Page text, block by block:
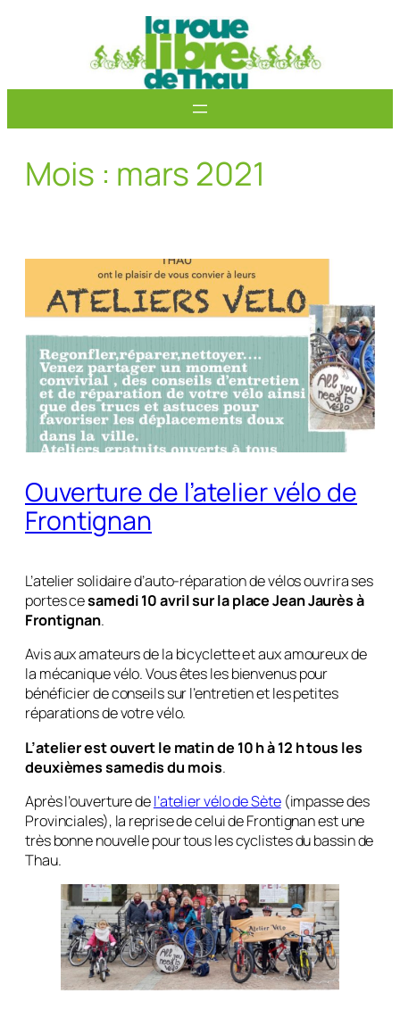
Mois : mars 2021
Ouverture de l’atelier vélo de
Frontignan
L’atelier solidaire d’auto-réparation de vélos ouvrira ses
portes cesamedi 10 avril sur la place Jean Jaurès à
Frontignan.
Avis aux amateurs de la bicyclette et aux amoureux de
la mécanique vélo. Vous êtes les bienvenus pour
bénéficier de conseils sur l’entretien et les petites
réparations de votre vélo.
L’atelier est ouvert le matin de 10 h à 12 h tous les
deuxièmes samedis du mois.
Après l’ouverture del’atelier vélo de Sète(impasse des
Provinciales), la reprise de celui de Frontignan est une
très bonne nouvelle pour tous les cyclistes du bassin de
Thau.